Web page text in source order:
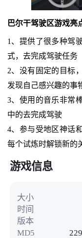
巴尔干驾驶区游戏亮
1、提供了很多种驾
式，去完成驾驶任务
2、没有固定的目标
发现自己感兴趣的事
3、使用的音乐非常
中的去完成驾驶
4、参与受地区神话
每个试炼时解锁新的
游戏信息
大小
时间
版本
MD5